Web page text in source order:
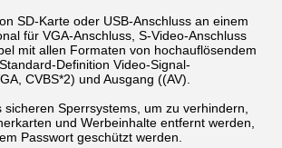
SD-Karte oder USB-Anschluss an einem
für VGA-Anschluss, S-Video-Anschluss
mit allen Formaten von hochauflösendem
Definition Video-Signal-
CVBS*2) und Ausgang ((AV).
Sperrsystems, um zu verhindern,
und Werbeinhalte entfernt werden,
Passwort geschützt werden.